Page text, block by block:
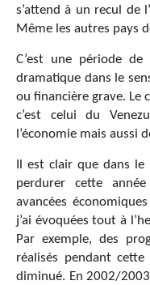
s’attend à un recul de
Même les autres pays
C’est une période de
dramatique dans le
ou financière grave. Le
c’est celui du
l’économie mais aussi
Il est clair que dans
perdurer cette
avancées
j’ai évoquées tout à
Par exemple, des
réalisés pendant
diminué. En 2002/